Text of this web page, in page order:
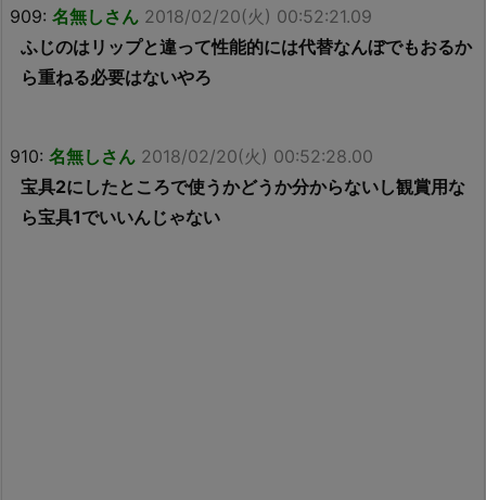
909: 名無しさん 2018/02/20(火) 00:52:21.09
ふじのはリップと違って性能的には代替なんぼでもおるか
ら重ねる必要はないやろ
910: 名無しさん 2018/02/20(火) 00:52:28.00
宝具2にしたところで使うかどうか分からないし観賞用な
ら宝具1でいいんじゃない